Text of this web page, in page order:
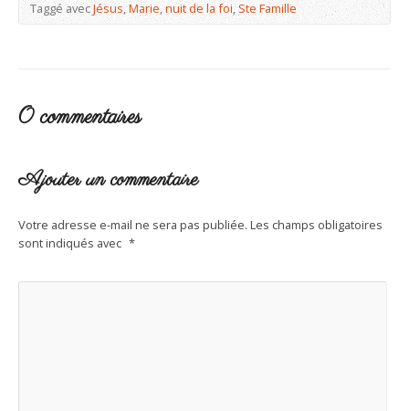
Taggé avecJésus,Marie,nuit de la foi,Ste Famille
0 commentaires
Ajouter un commentaire
Votre adresse e-mail ne sera pas publiée. Les champs obligatoires
sont indiqués avec *